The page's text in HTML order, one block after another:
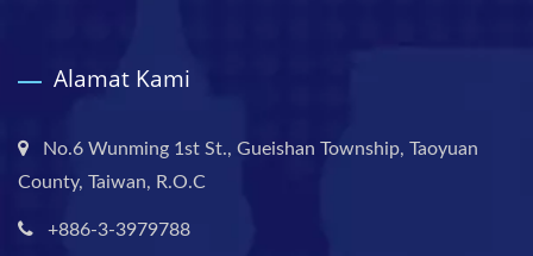
Alamat Kami
No.6 Wunming 1st St., Gueishan Township, Taoyuan
County, Taiwan, R.O.C
+886-3-3979788